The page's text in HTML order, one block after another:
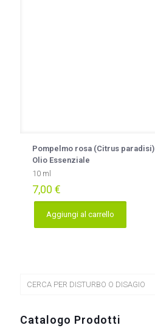
Pompelmo rosa (Citrus paradisi)
Olio Essenziale
10 ml
7,00 €
Aggiungi al carrello
CERCA PER DISTURBO O DISAGIO
Catalogo Prodotti